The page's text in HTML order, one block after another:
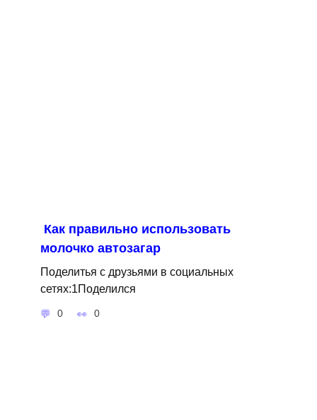
Как правильно использовать
молочко автозагар
Поделитья с друзьями в социальных
сетях:1Поделился
0 0